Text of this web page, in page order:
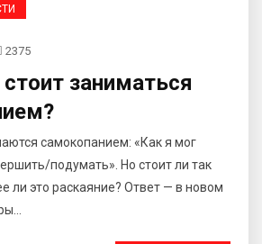
2375
заниматься
самокопанием: «Как я мог
подумать». Но стоит ли так
ли это раскаяние? Ответ — в новом